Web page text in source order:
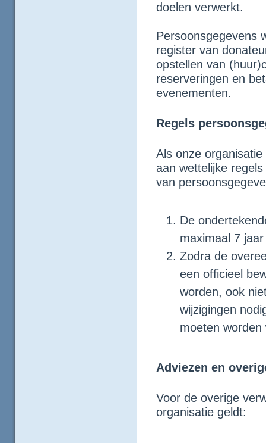
doelen verwerkt.
Persoonsgegevens
register van
opstellen van
reserveringen en
evenementen.
Regels
Als onze
aan wettelijke
van
De
maximaal 7
Zodra de
een officieel
worden, ook
wijzigingen
moeten
Adviezen en
Voor de overige
organisatie geldt: